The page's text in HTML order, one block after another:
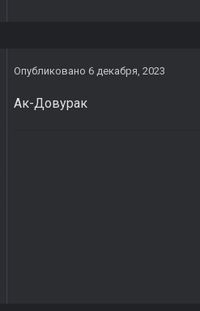
Опубликовано 6 декабря, 2023
Ак-Довурак